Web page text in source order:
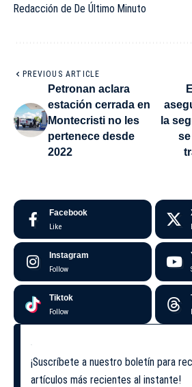
Redacción de De Último Minuto
PREVIOUS ARTICLE
Petronan aclara
estación cerrada en
Montecristi no les
pertenece desde
2022
la
Facebook
Like
Instagram
Follow
Tiktok
Follow
¡Suscríbete a nuestro boletín para
artículos más recientes al instante!